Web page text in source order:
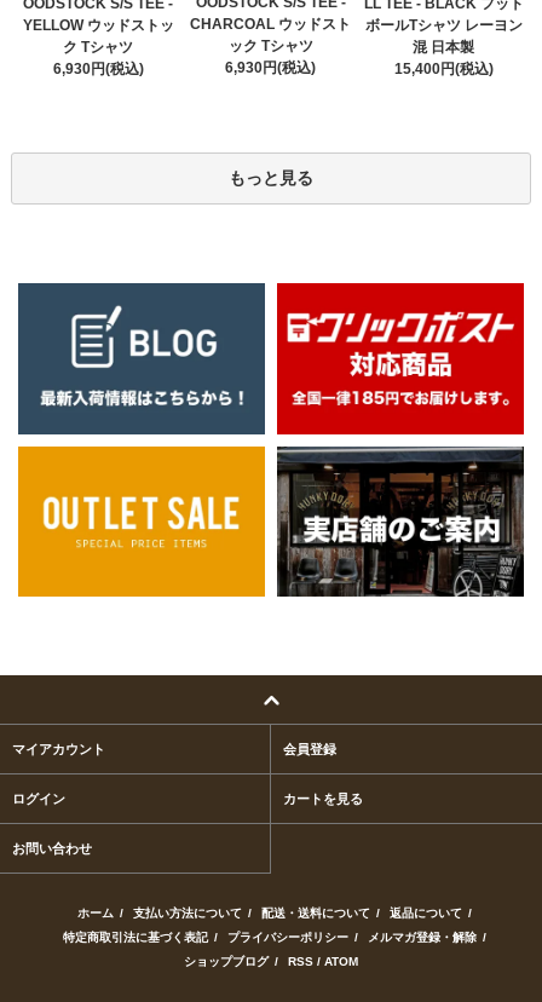
OODSTOCK S/S TEE -
YELLOW ウッドストッ
ク Tシャツ
6,930円(税込)
CHARCOAL ウッドスト
ック Tシャツ
6,930円(税込)
LL TEE - BLACK フット
ボールTシャツ レーヨン
混 日本製
15,400円(税込)
もっと見る
マイアカウント 会員登録
ログイン カートを見る
お問い合わせ
ホーム / 支払い方法について / 配送・送料について / 返品について /
特定商取引法に基づく表記 / プライバシーポリシー / メルマガ登録・解除 /
ショップブログ / RSS / ATOM